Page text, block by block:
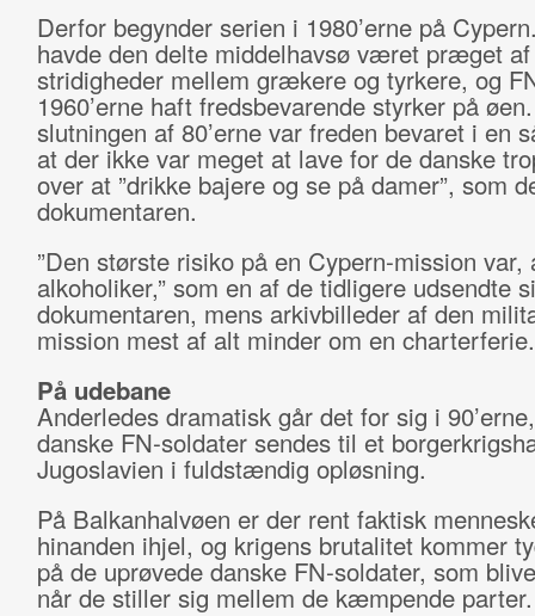
Derfor begynder serien i 1980’erne på
havde den delte middelhavsø været præget af
stridigheder mellem grækere og tyrkere, og
1960’erne haft fredsbevarende styrker på
slutningen af 80’erne var freden bevaret i en
at der ikke var meget at lave for de danske
over at ”drikke bajere og se på damer”, som
dokumentaren.
”Den største risiko på en Cypern-mission var,
alkoholiker,” som en af de tidligere udsendte
dokumentaren, mens arkivbilleder af den
mission mest af alt minder om en
På udebane
Anderledes dramatisk går det for sig i
danske FN-soldater sendes til et
Jugoslavien i fuldstændig opløsning.
På Balkanhalvøen er der rent faktisk
hinanden ihjel, og krigens brutalitet kommer
på de uprøvede danske FN-soldater, som
når de stiller sig mellem de kæmpende parter.